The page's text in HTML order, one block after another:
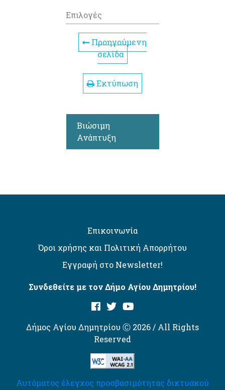
Επιλογές
Προηγούμενη
σελίδα
Εκτύπωση
Βιώσιμη
Ανάπτυξη
Επικοινωνία
Όροι χρήσης και Πολιτική Απορρήτου
Εγγραφή στο Newsletter!
Συνδεθείτε με τον Δήμο Αγίου Δημητρίου!
Δήμος Αγίου Δημητρίου Ⓒ 2026 / All Rights
Reserved
Αυτόματος έλεγχος προσβασιμότητας δικτυακού